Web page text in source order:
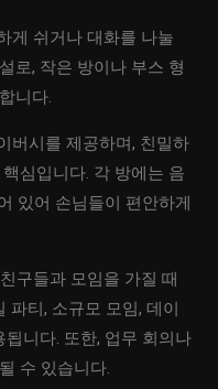
게 쉬거나 대화를 나눌
로, 작은 방이나 부스 형
니다.
버시를 제공하며, 친밀하
심입니다. 각 방에는 음
있어 손님들이 편안하게
구들과 모임을 가질 때
파티, 소규모 모임, 데이
니다. 또한, 업무 회의나
수 있습니다.